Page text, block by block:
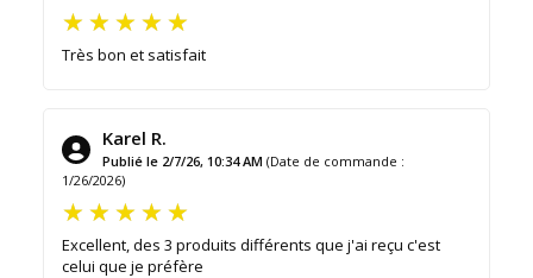
Très bon et satisfait
Karel R.
Publié le 2/7/26, 10:34 AM (Date de commande :
1/26/2026)
Excellent, des 3 produits différents que j'ai reçu c'est
celui que je préfère